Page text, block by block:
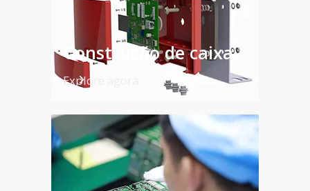
Construção de caixa
Explore agora